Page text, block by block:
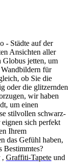
- Städte auf der
Ansichten aller
Globus jetten, um
Wandbildern für
ob Sie die
oder die glitzernden
wir haben
um einen
stilvollen schwarz-
sich perfekt
Ihrem
das Gefühl haben,
Bestimmtes?
, Graffiti-Tapete und